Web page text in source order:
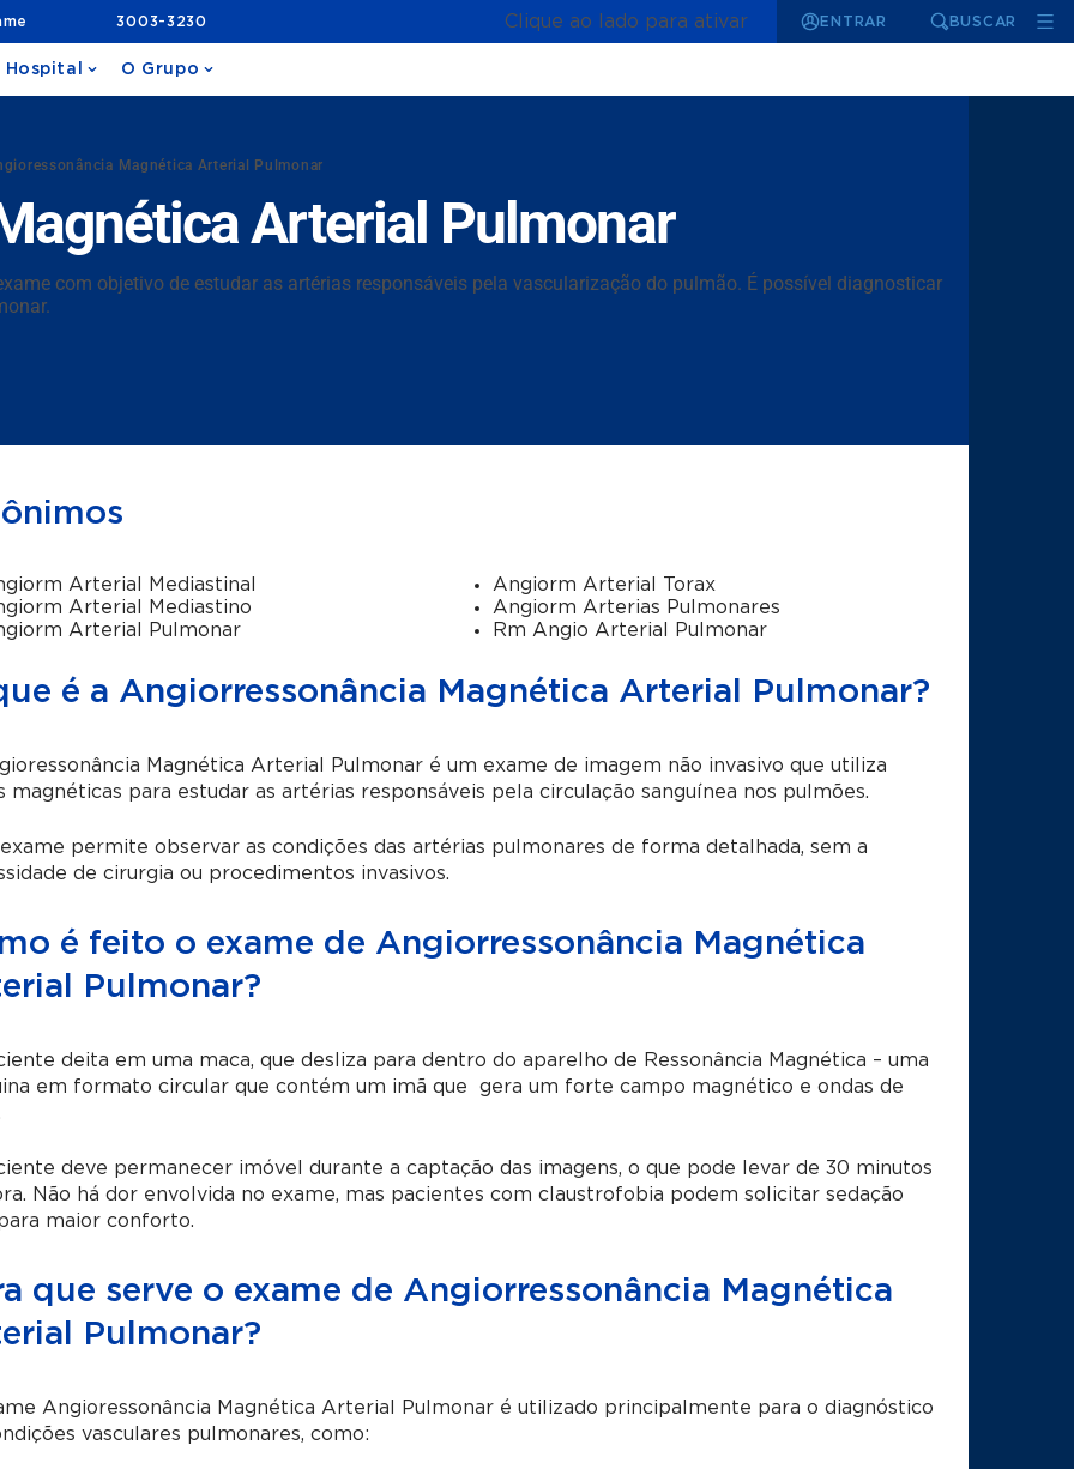
3003-3230 Clique ao lado para ativar ENTRAR BUSCAR
Hospital O Grupo
Magnética Arterial Pulmonar
Arterial Pulmonar
com objetivo de estudar as artérias responsáveis pela vascularização do pulmão. É possível diagnosticar
Arterial Mediastinal
Arterial Mediastino
Arterial Pulmonar
Angiorm Arterial Torax
Angiorm Arterias Pulmonares
Rm Angio Arterial Pulmonar
é a Angiorressonância Magnética Arterial Pulmonar?
Magnética Arterial Pulmonar é um exame de imagem não invasivo que utiliza
magnéticas para estudar as artérias responsáveis pela circulação sanguínea nos pulmões.
permite observar as condições das artérias pulmonares de forma detalhada, sem a
de cirurgia ou procedimentos invasivos.
é feito o exame de Angiorressonância Magnética
Pulmonar?
deita em uma maca, que desliza para dentro do aparelho de Ressonância Magnética – uma
em formato circular que contém um imã que gera um forte campo magnético e ondas de
deve permanecer imóvel durante a captação das imagens, o que pode levar de 30 minutos
Não há dor envolvida no exame, mas pacientes com claustrofobia podem solicitar sedação
maior conforto.
que serve o exame de Angiorressonância Magnética
Pulmonar?
Angioressonância Magnética Arterial Pulmonar é utilizado principalmente para o diagnóstico
vasculares pulmonares, como: